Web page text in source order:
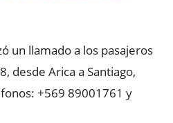
un llamado a los pasajeros
desde Arica a Santiago,
+569 89001761 y